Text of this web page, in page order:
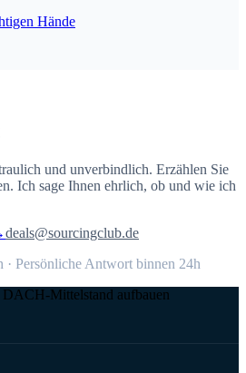
Hände
und unverbindlich. Erzählen Sie
Ich sage Ihnen ehrlich, ob und wie ich
deals@sourcingclub.de
Persönliche Antwort binnen 24h
Mittelstand aufbauen